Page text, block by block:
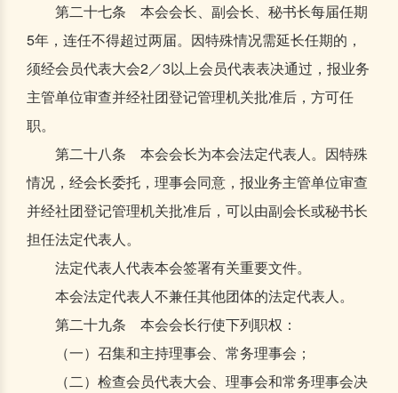
第二十七条 本会会长、副会长、秘书长每届任期
5年，连任不得超过两届。因特殊情况需延长任期的，
须经会员代表大会2／3以上会员代表表决通过，报业务
主管单位审查并经社团登记管理机关批准后，方可任
职。
第二十八条 本会会长为本会法定代表人。因特殊
情况，经会长委托，理事会同意，报业务主管单位审查
并经社团登记管理机关批准后，可以由副会长或秘书长
担任法定代表人。
法定代表人代表本会签署有关重要文件。
本会法定代表人不兼任其他团体的法定代表人。
第二十九条 本会会长行使下列职权：
（一）召集和主持理事会、常务理事会；
（二）检查会员代表大会、理事会和常务理事会决